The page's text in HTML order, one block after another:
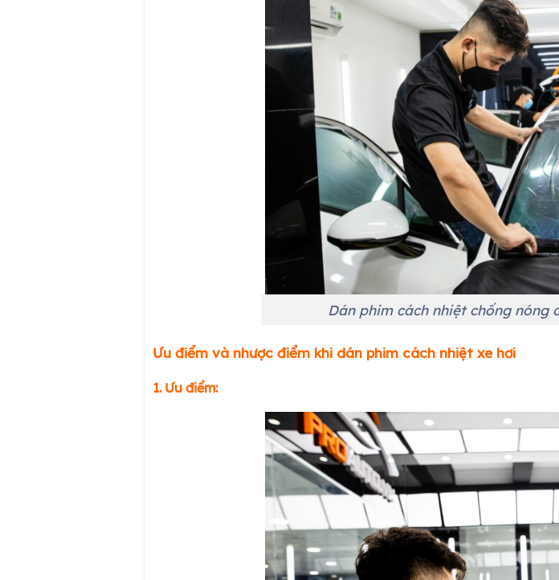
Dán phim cách nhiệt chống nóng
Ưu điểm và nhược điểm khi dán phim cách nhiệt xe hơi
1. Ưu điểm: